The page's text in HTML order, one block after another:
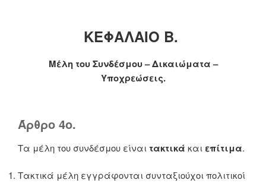
ΚΕΦΑΛΑΙΟ Β.
Μέλη του Συνδέσμου – Δικαιώματα –
Υποχρεώσεις.
Άρθρο 4ο.
Τα μέλη του συνδέσμου είναι τακτικά και επίτιμα.
Τακτικά μέλη εγγράφονται συνταξιούχοι πολιτικοί